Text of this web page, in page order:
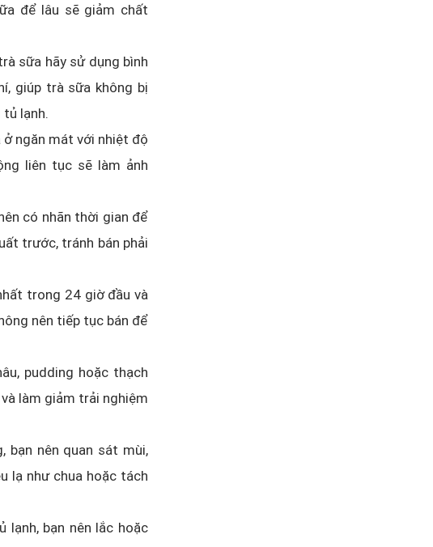
để lâu sẽ giảm chất
sữa hãy sử dụng bình
giúp trà sữa không bị
lạnh.
ngăn mát với nhiệt độ
liên tục sẽ làm ảnh
có nhãn thời gian để
trước, tránh bán phải
trong 24 giờ đầu và
nên tiếp tục bán để
pudding hoặc thạch
làm giảm trải nghiệm
bạn nên quan sát mùi,
lạ như chua hoặc tách
lạnh, bạn nên lắc hoặc